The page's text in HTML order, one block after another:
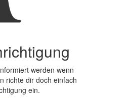
werden wenn
richte dir doch einfach
ein.